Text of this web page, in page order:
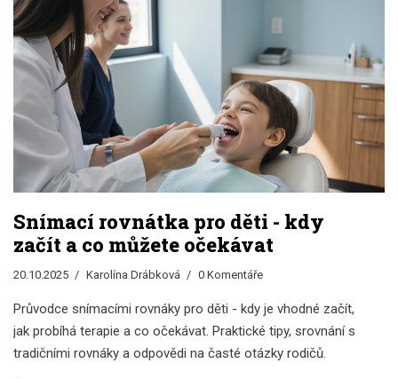
Snímací rovnátka pro děti - kdy
začít a co můžete očekávat
20.10.2025 Karolína Drábková 0 Komentáře
Průvodce snímacími rovnáky pro děti - kdy je vhodné začít,
jak probíhá terapie a co očekávat. Praktické tipy, srovnání s
tradičními rovnáky a odpovědi na časté otázky rodičů.